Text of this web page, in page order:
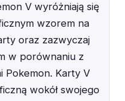
V wyróżniają się
wzorem na
oraz zazwyczaj
w porównaniu z
Pokemon. Karty V
wokół swojego